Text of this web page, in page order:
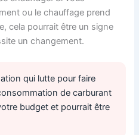
ou le chauffage prend
cela pourrait être un signe
un changement.
qui lutte pour faire
de carburant
budget et pourrait être